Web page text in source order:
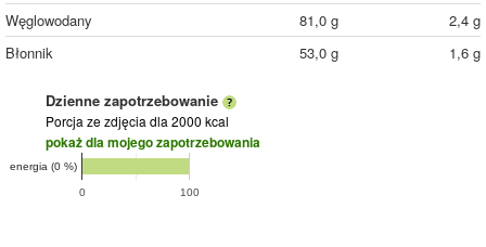
Węglowodany
81,0 g
2,4 g
Błonnik
53,0 g 1,6 g
Dzienne zapotrzebowanie
Porcja ze zdjęcia dla 2000 kcal
pokaż dla mojego zapotrzebowania
0 100
energia (0 %)